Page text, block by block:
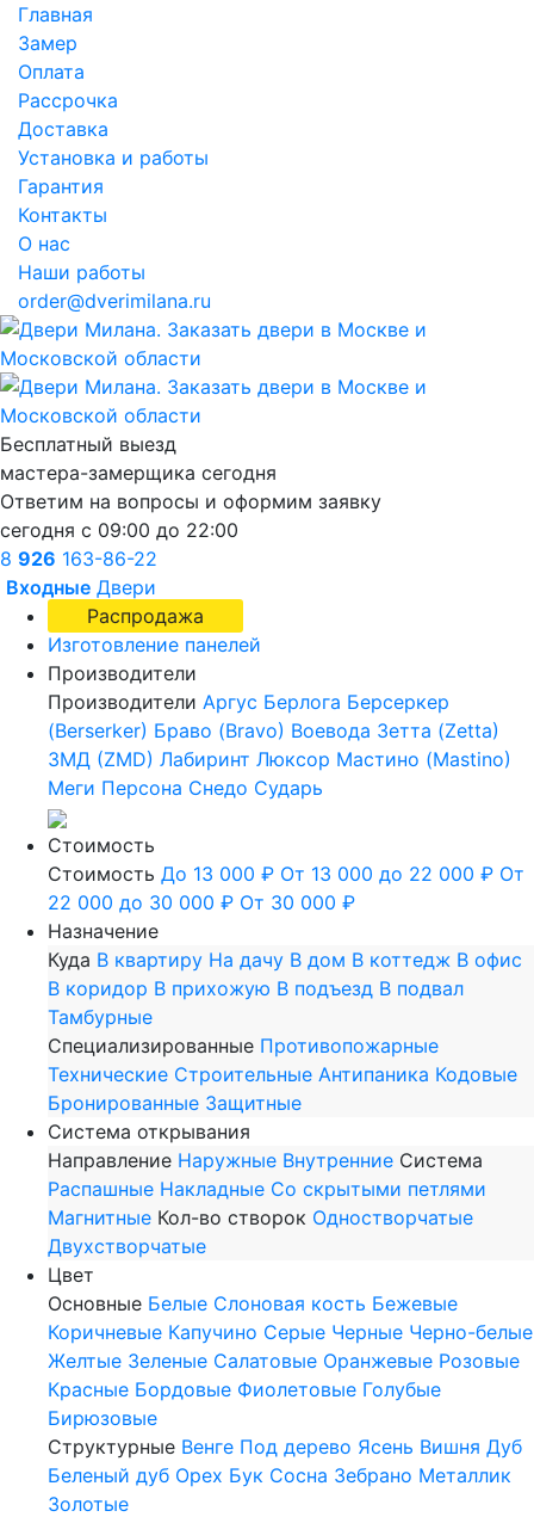
Главная
Замер
Оплата
Рассрочка
Доставка
Установка и работы
Гарантия
Контакты
О нас
Наши работы
order@dverimilana.ru
Бесплатный выезд
мастера-замерщика сегодня
Ответим на вопросы и оформим заявку
сегодня с 09:00 до 22:00
8 926 163-86-22
Входные Двери
Распродажа
Изготовление панелей
Производители
Производители Аргус Берлога Берсеркер
(Berserker) Браво (Bravo) Воевода Зетта (Zetta)
ЗМД (ZMD) Лабиринт Люксор Мастино (Mastino)
Меги Персона Снедо Сударь
Стоимость
Стоимость До 13 000 ₽ От 13 000 до 22 000 ₽ От
22 000 до 30 000 ₽ От 30 000 ₽
Назначение
Куда В квартиру На дачу В дом В коттедж В офис
В коридор В прихожую В подъезд В подвал
Тамбурные
Специализированные Противопожарные
Технические Строительные Антипаника Кодовые
Бронированные Защитные
Система открывания
Направление Наружные Внутренние Система
Распашные Накладные Со скрытыми петлями
Магнитные Кол-во створок Одностворчатые
Двухстворчатые
Цвет
Основные Белые Слоновая кость Бежевые
Коричневые Капучино Серые Черные Черно-белые
Желтые Зеленые Салатовые Оранжевые Розовые
Красные Бордовые Фиолетовые Голубые
Бирюзовые
Структурные Венге Под дерево Ясень Вишня Дуб
Беленый дуб Орех Бук Сосна Зебрано Металлик
Золотые